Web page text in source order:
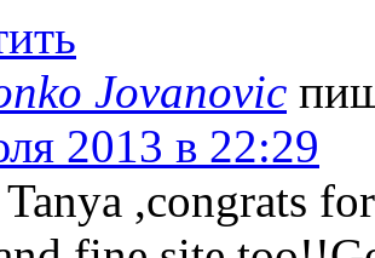
Jovanovic
2013 в 22:29
,congrats